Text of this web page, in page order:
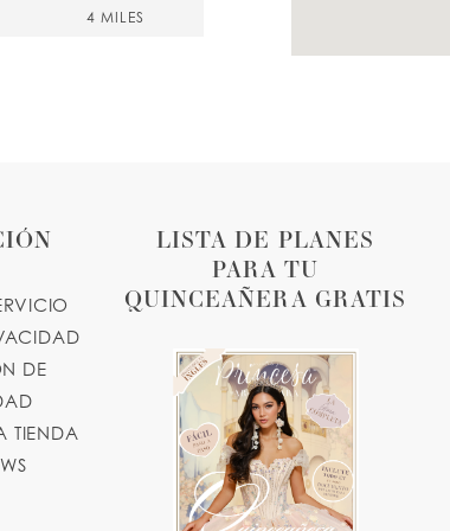
4 MILES
LISTA DE PLANES
PARA TU
QUINCEAÑERA GRATIS
DE
TIENDA